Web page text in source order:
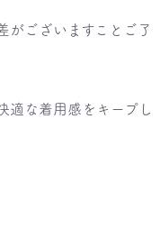
がございますことご了
着用感をキープし